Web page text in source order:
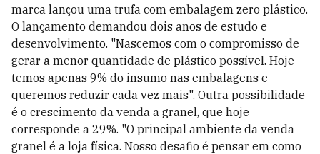
marca lançou uma trufa com embalagem zero plástico.
O lançamento demandou dois anos de estudo e
desenvolvimento. "Nascemos com o compromisso de
gerar a menor quantidade de plástico possível. Hoje
temos apenas 9% do insumo nas embalagens e
queremos reduzir cada vez mais". Outra possibilidade
é o crescimento da venda a granel, que hoje
corresponde a 29%. "O principal ambiente da venda
granel é a loja física. Nosso desafio é pensar em como